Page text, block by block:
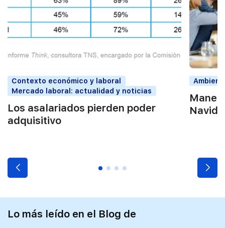
Contexto económico y laboral
Mercado laboral: actualidad y noticias
Los asalariados pierden poder
adquisitivo
Lo más leído en el Blog de